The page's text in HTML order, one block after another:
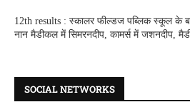
12th results : स्कालर फील्डज पब्लिक स्कूल के
नान मैडीकल में सिमरनदीप, कामर्स में जशनदीप,
SOCIAL NETWORKS